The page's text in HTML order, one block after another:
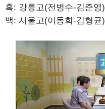
흑: 강릉고(전병수-김준영)
백: 서울고(이동희-김형균)